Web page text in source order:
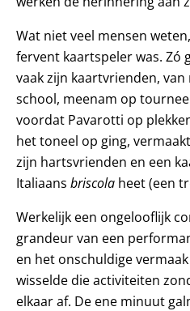
Wat niet veel mensen
fervent kaartspeler was. Zó
vaak zijn kaartvrienden,
school, meenam op
voordat Pavarotti op
het toneel op ging,
zijn hartsvrienden en een
Italiaans briscola heet (een
Werkelijk een ongelooflijk
grandeur van een
en het onschuldige
wisselde die activiteiten
elkaar af. De ene minuut